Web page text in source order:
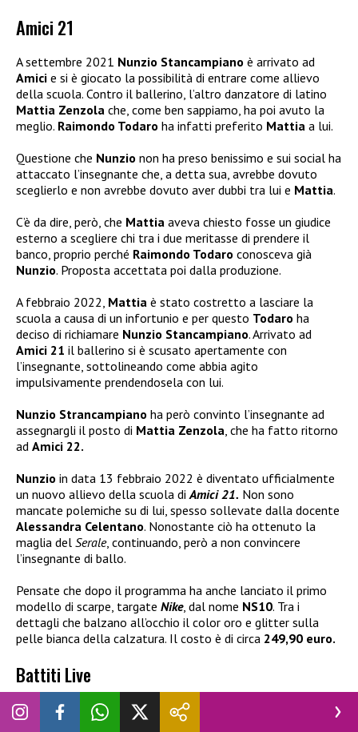
Amici 21
A settembre 2021 Nunzio Stancampiano è arrivato ad
Amici e si è giocato la possibilità di entrare come allievo
della scuola. Contro il ballerino, l’altro danzatore di latino
Mattia Zenzola che, come ben sappiamo, ha poi avuto la
meglio. Raimondo Todaro ha infatti preferito Mattia a lui.
Questione che Nunzio non ha preso benissimo e sui social ha
attaccato l’insegnante che, a detta sua, avrebbe dovuto
sceglierlo e non avrebbe dovuto aver dubbi tra lui e Mattia.
C’è da dire, però, che Mattia aveva chiesto fosse un giudice
esterno a scegliere chi tra i due meritasse di prendere il
banco, proprio perché Raimondo Todaro conosceva già
Nunzio. Proposta accettata poi dalla produzione.
A febbraio 2022, Mattia è stato costretto a lasciare la
scuola a causa di un infortunio e per questo Todaro ha
deciso di richiamare Nunzio Stancampiano. Arrivato ad
Amici 21 il ballerino si è scusato apertamente con
l’insegnante, sottolineando come abbia agito
impulsivamente prendendosela con lui.
Nunzio Strancampiano ha però convinto l’insegnante ad
assegnargli il posto di Mattia Zenzola, che ha fatto ritorno
ad Amici 22.
Nunzio in data 13 febbraio 2022 è diventato ufficialmente
un nuovo allievo della scuola diAmici 21. Non sono
mancate polemiche su di lui, spesso sollevate dalla docente
Alessandra Celentano. Nonostante ciò ha ottenuto la
maglia del Serale, continuando, però a non convincere
l’insegnante di ballo.
Pensate che dopo il programma ha anche lanciato il primo
modello di scarpe, targate Nike, dal nome NS10. Tra i
dettagli che balzano all’occhio il color oro e glitter sulla
pelle bianca della calzatura. Il costo è di circa 249,90 euro.
Battiti Live
A seguito dell’esperienza ad Amici 21
Stancampianoè stato scelto come ballerino nel cast di